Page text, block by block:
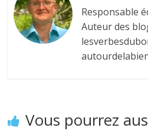
Responsable
Auteur des
Vous pourrez